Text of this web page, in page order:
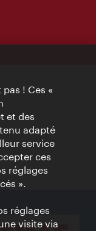
! Ces «
et des
adapté
service
ces
réglages
».
réglages
visite via